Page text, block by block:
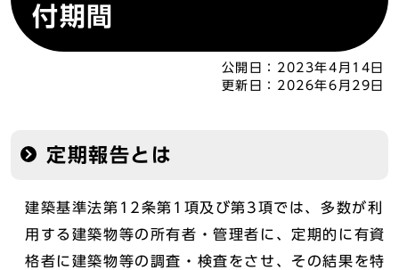
付期間
公開日： 2023年4月14日
更新日： 2026年6月29日
定期報告とは
建築基準法第12条第1項及び第3項では、多数が利
用する建築物等の所有者・管理者に、定期的に有資
格者に建築物等の調査・検査をさせ、その結果を特